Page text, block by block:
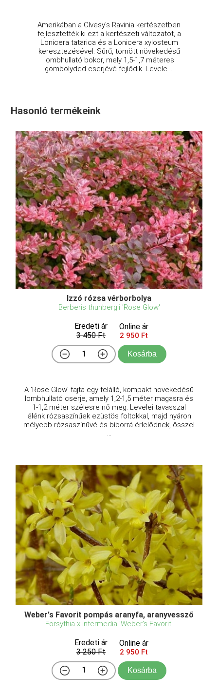
Amerikában a Clvesy's Ravinia kertészetben
fejlesztették ki ezt a kertészeti változatot, a
Lonicera tatarica és a Lonicera xylosteum
keresztezésével. Sűrű, tömött növekedésű
lombhullató bokor, mely 1,5-1,7 méteres
gömbölyded cserjévé fejlődik. Levele ...
Hasonló termékeink
Izzó rózsa vérborbolya
Berberis thunbergii 'Rose Glow'
Eredeti ár
3 450 Ft
Online ár
2 950 Ft
Kosárba
A 'Rose Glow' fajta egy felálló, kompakt növekedésű
lombhullató cserje, amely 1,2-1,5 méter magasra és
1-1,2 méter szélesre nő meg. Levelei tavasszal
élénk rózsaszínűek ezüstös foltokkal, majd nyáron
mélyebb rózsaszínűvé és bíborrá érlelődnek, ősszel
...
Weber's Favorit pompás aranyfa, aranyvessző
Forsythia x intermedia 'Weber's Favorit'
Eredeti ár
3 250 Ft
Online ár
2 950 Ft
Kosárba